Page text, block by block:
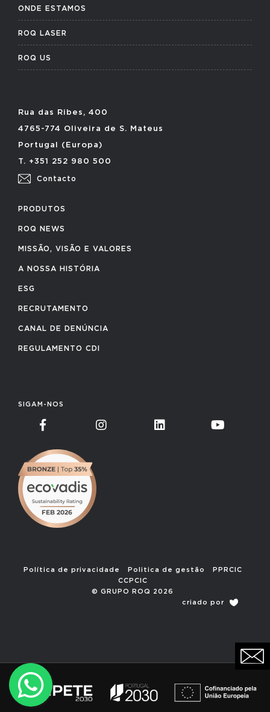
ONDE ESTAMOS
ROQ LASER
ROQ US
Rua das Ribes, 400
4765-774 Oliveira de S. Mateus
Portugal (Europa)
T. +351 252 980 500
Contacto
PRODUTOS
ROQ NEWS
MISSÃO, VISÃO E VALORES
A NOSSA HISTÓRIA
ESG
RECRUTAMENTO
CANAL DE DENÚNCIA
REGULAMENTO CDI
SIGAM-NOS
Política de privacidade Politica de gestão
PPRCIC
CCPCIC
© GRUPO ROQ 2026
criado por